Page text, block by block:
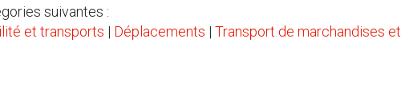
suivantes :
et transports | Déplacements | Transport de marchandises et